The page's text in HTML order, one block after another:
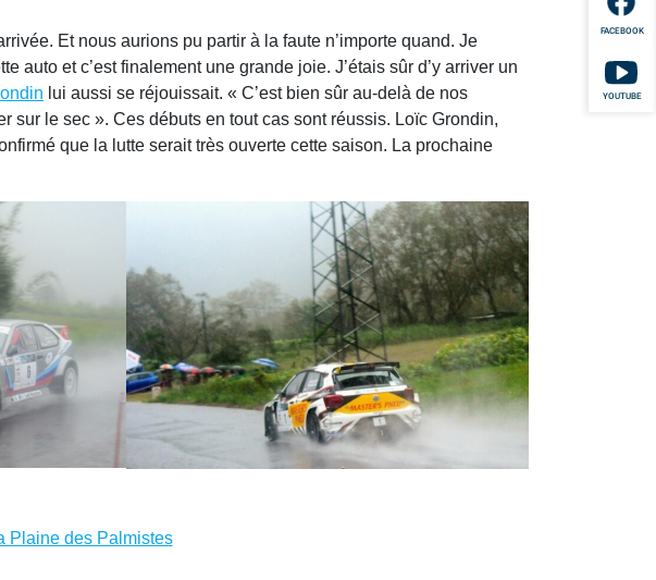
FACEBOOK
YOUTUBE
Et nous aurions pu partir à la faute n’importe quand. Je
auto et c’est finalement une grande joie. J’étais sûr d’y arriver un
lui aussi se réjouissait. « C’est bien sûr au-delà de nos
sur le sec ». Ces débuts en tout cas sont réussis. Loïc Grondin,
que la lutte serait très ouverte cette saison. La prochaine
Plaine des Palmistes